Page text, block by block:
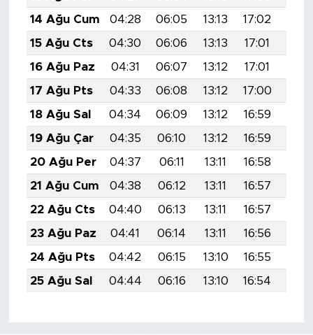
14 Ağu Cum
04:28 06:05 13:13 17:02
15 Ağu Cts
04:30 06:06 13:13 17:01
16 Ağu Paz
04:31 06:07 13:12 17:01
17 Ağu Pts
04:33 06:08 13:12 17:00
18 Ağu Sal
04:34 06:09 13:12 16:59
19 Ağu Çar
04:35 06:10 13:12 16:59
20 Ağu Per
04:37 06:11 13:11 16:58
21 Ağu Cum
04:38 06:12 13:11 16:57
22 Ağu Cts
04:40 06:13 13:11 16:57
23 Ağu Paz
04:41 06:14 13:11 16:56
24 Ağu Pts
04:42 06:15 13:10 16:55
25 Ağu Sal
04:44 06:16 13:10 16:54